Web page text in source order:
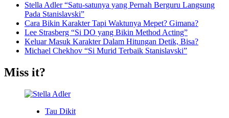
Stella Adler “Satu-satunya yang Pernah Berguru Langsung
Pada Stanislavski”
Cara Bikin Karakter Tapi Waktunya Mepet? Gimana?
Lee Strasberg “Si DO yang Bikin Method Acting”
Keluar Masuk Karakter Dalam Hitungan Detik, Bisa?
Michael Chekhov “Si Murid Terbaik Stanislavski”
Miss it?
Tau Dikit